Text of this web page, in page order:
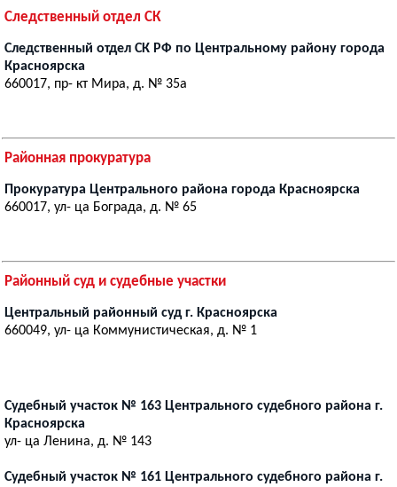
Следственный отдел СК
Следственный отдел СК РФ по Центральному району города
Красноярска
660017, пр- кт Мира, д. № 35а
Районная прокуратура
Прокуратура Центрального района города Красноярска
660017, ул- ца Бограда, д. № 65
Районный суд и судебные участки
Центральный районный суд г. Красноярска
660049, ул- ца Коммунистическая, д. № 1
Судебный участок № 163 Центрального судебного района г.
Красноярска
ул- ца Ленина, д. № 143
Судебный участок № 161 Центрального судебного района г.